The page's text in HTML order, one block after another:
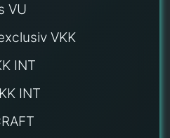
VU
VKK
INT
INT